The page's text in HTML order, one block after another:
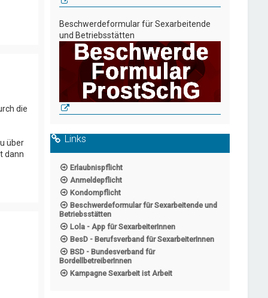
die
über
dann
Beschwerdeformular für Sexarbeitende
und Betriebsstätten
Links
Erlaubnispflicht
Anmeldepflicht
Kondompflicht
Beschwerdeformular für Sexarbeitende und
Betriebsstätten
Lola - App für SexarbeiterInnen
BesD - Berufsverband für SexarbeiterInnen
BSD - Bundesverband für
BordellbetreiberInnen
Kampagne Sexarbeit ist Arbeit